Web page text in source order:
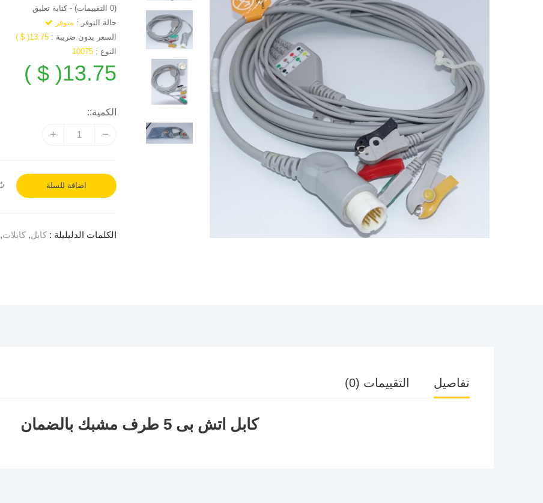
(0 التقييمات) -كتابة تعليق
حالة التوفر : متوفر
السعر بدون ضريبة : 13.75( $ )
النوع : 10075
13.75( $ )
الكمية::
اضافة للسلة
الكلمات الدليليلة : كابل, كابلات,
تفاصيل التقييمات (0)
كابل اتش بى 5 طرف مشبك بالضمان